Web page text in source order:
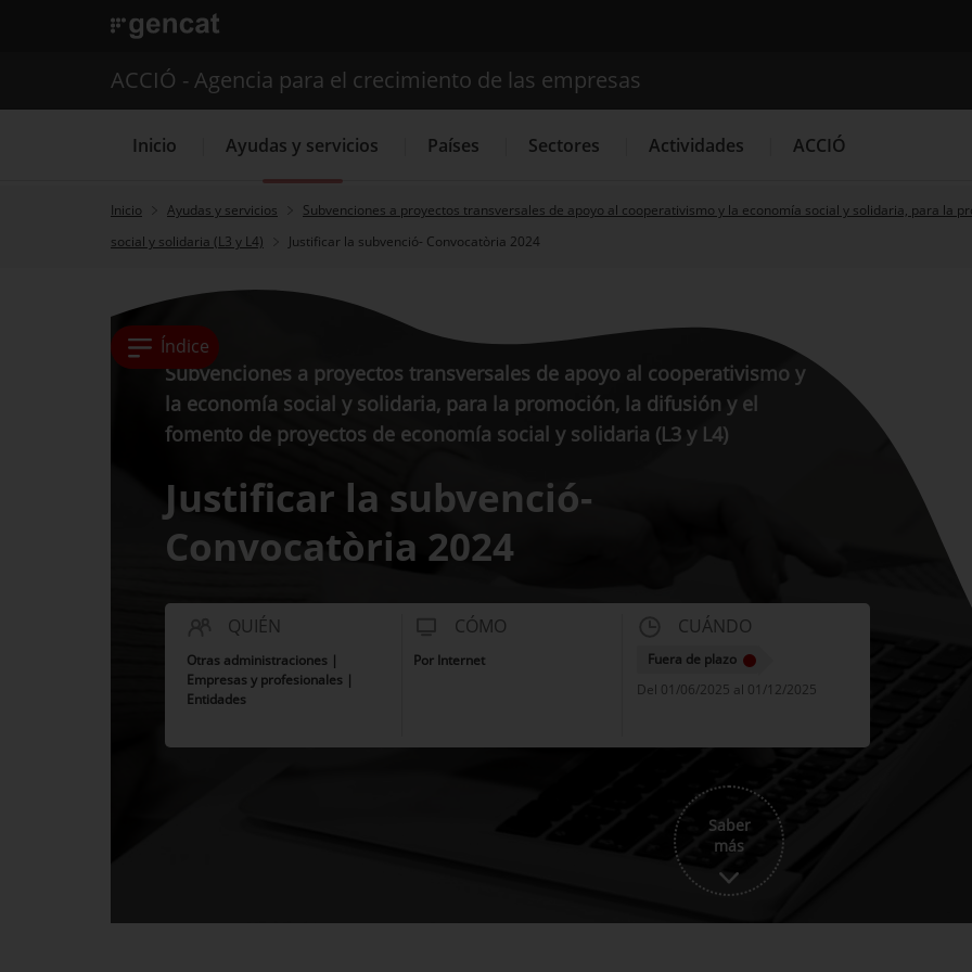
. Abrir en una nueva ventana.
Buscador
ACCIÓ - Agencia para el crecimiento de las empresas
Inicio Ayudas y servicios Países Sectores Actividades ACCIÓ
Inicio Ayudas y servicios
Subvenciones a proyectos transversales de apoyo al cooperativismo y la economía social y solidaria, para la
social y solidaria (L3 y L4)
Justificar la subvenció- Convocatòria 2024
Índice
Subvenciones a proyectos transversales de apoyo al cooperativismo y
la economía social y solidaria, para la promoción, la difusión y el
fomento de proyectos de economía social y solidaria (L3 y L4)
Justificar la subvenció-
Convocatòria 2024
QUIÉN
Otras administraciones |
Empresas y profesionales |
Entidades
CÓMO
Por Internet
CUÁNDO
Fuera de plazo
Del 01/06/2025 al 01/12/2025
Saber
más